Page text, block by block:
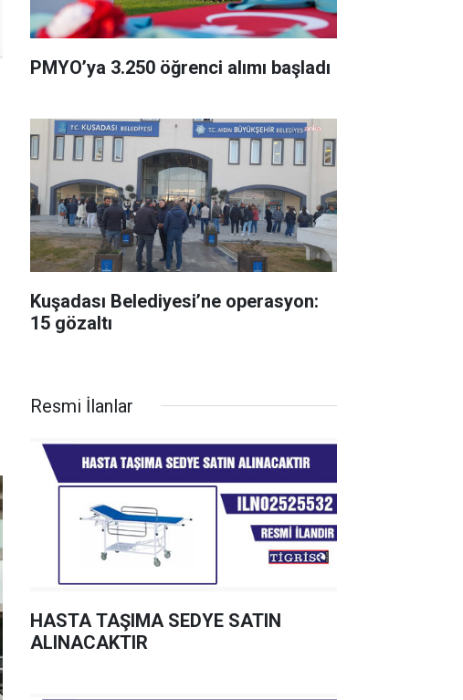
PMYO’ya 3.250 öğrenci alımı başladı
Kuşadası Belediyesi’ne operasyon:
15 gözaltı
Resmi İlanlar
HASTA TAŞIMA SEDYE SATIN
ALINACAKTIR